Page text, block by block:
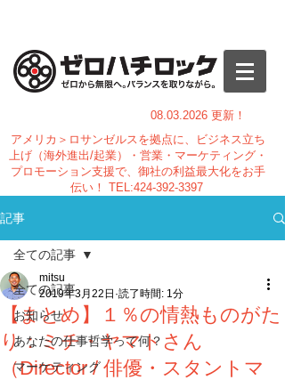
08.03.2026 更新！
アメリカ＞ロサンゼルスを拠点に、ビジネス立ち
上げ（海外進出/起業）・営業・マーケティング・
プロモーション支援で、御社の利益最大化をお手
伝い！ TEL:424-392-3397
記事
全ての記事
お知らせ
あなたの仕事哲学って何？
マーケティング
全ての記事
【まとめ】１％の情熱ものがた
り：ミチ・ヤマトさん
（Director / 俳優・スタントマ
mitsu
2019年3月22日 読了時間: 1分